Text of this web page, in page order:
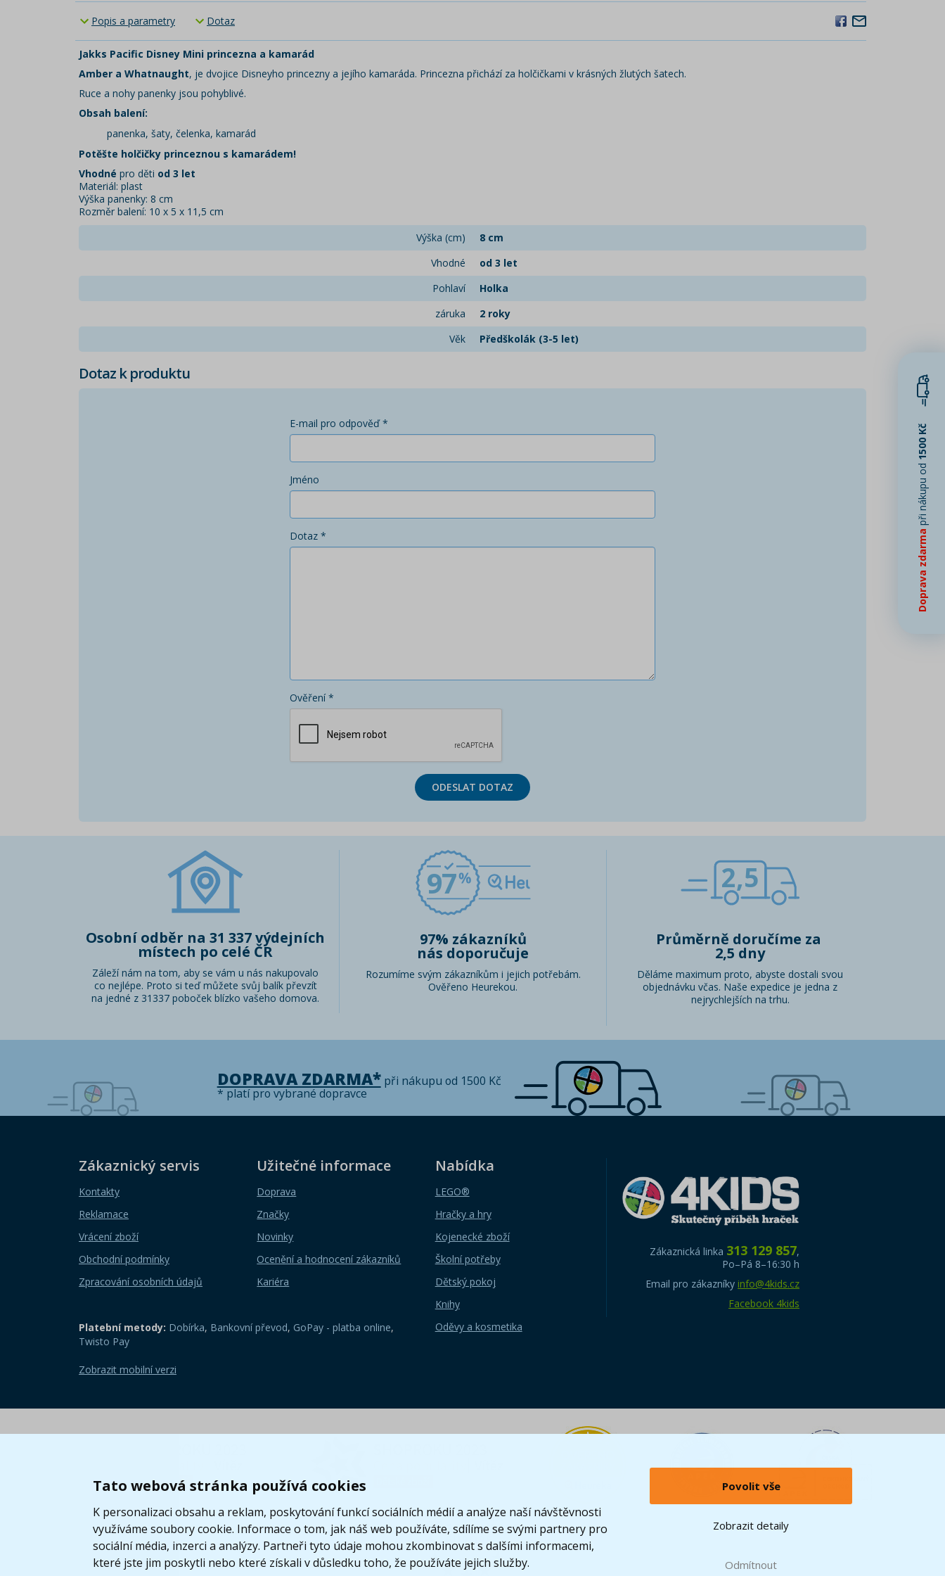
Tato webová stránka používá cookies
K personalizaci obsahu a reklam, poskytování funkcí sociálních médií a analýze naší návštěvnosti
využíváme soubory cookie. Informace o tom, jak náš web používáte, sdílíme se svými partnery pro
sociální média, inzerci a analýzy. Partneři tyto údaje mohou zkombinovat s dalšími informacemi,
které jste jim poskytli nebo které získali v důsledku toho, že používáte jejich služby.
Povolit vše
Zobrazit detaily
Odmítnout
Popis a parametry Dotaz
Jakks Pacific Disney Mini princezna a kamarád
Amber a Whatnaught, je dvojice Disneyho princezny a jejího kamaráda. Princezna přichází za holčičkami v krásných žlutých šatech.
Ruce a nohy panenky jsou pohyblivé.
Obsah balení:
panenka, šaty, čelenka, kamarád
Potěšte holčičky princeznou s kamarádem!
Vhodné pro děti od 3 let
Materiál: plast
Výška panenky: 8 cm
Rozměr balení: 10 x 5 x 11,5 cm
Výška (cm)
8 cm
Vhodné
od 3 let
Pohlaví
Holka
záruka
2 roky
Věk
Předškolák (3-5 let)
Dotaz k produktu
E-mail pro odpověď *
Jméno
Dotaz *
Ověření *
ODESLAT DOTAZ
Osobní odběr na 31 337 výdejních
místech po celé ČR
Záleží nám na tom, aby se vám u nás nakupovalo
co nejlépe. Proto si teď můžete svůj balík převzít
na jedné z 31337 poboček blízko vašeho domova.
97
97% zákazníků
nás doporučuje
Rozumíme svým zákazníkům i jejich potřebám.
Ověřeno Heurekou.
2,5
Průměrně doručíme za
2,5 dny
Děláme maximum proto, abyste dostali svou
objednávku včas. Naše expedice je jedna z
nejrychlejších na trhu.
DOPRAVA ZDARMA*při nákupu od 1500 Kč
* platí pro vybrané dopravce
Zákaznický servis
Kontakty
Reklamace
Vrácení zboží
Obchodní podmínky
Zpracování osobních údajů
Užitečné informace
Doprava
Značky
Novinky
Ocenění a hodnocení zákazníků
Kariéra
Nabídka
LEGO®
Hračky a hry
Kojenecké zboží
Školní potřeby
Dětský pokoj
Knihy
Oděvy a kosmetika
Platební metody: Dobírka, Bankovní převod, GoPay - platba online,
Twisto Pay
Zobrazit mobilní verzi
Zákaznická linka 313 129 857,
Po–Pá 8–16:30 h
Email pro zákazníky info@4kids.cz
Facebook 4kids
Doprava zdarma
při nákupu od
1500 Kč